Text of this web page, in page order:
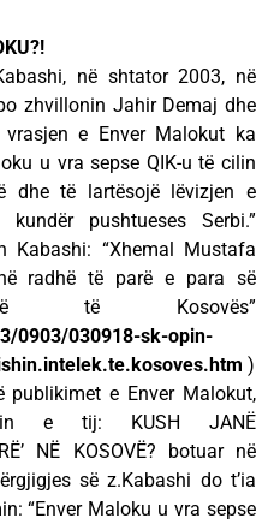
në shtator 2003, në
zhvillonin Jahir Demaj dhe
e Enver Malokut ka
u vra sepse QIK-u të cilin
dhe të lartësojë lëvizjen e
pushtueses Serbi.”
Kabashi: “Xhemal Mustafa
radhë të parë e para së
të Kosovës”
0903/030918-sk-opin-
)
publikimet e Enver Malokut,
e tij: KUSH JANË
NË KOSOVË? botuar në
së z.Kabashi do t’ia
“Enver Maloku u vra sepse